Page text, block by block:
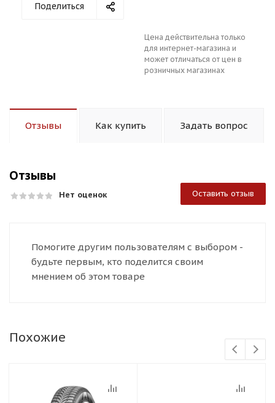
Поделиться
Цена действительна только
для интернет-магазина и
может отличаться от цен в
розничных магазинах
Отзывы Как купить Задать вопрос
Отзывы
Нет оценок Оставить отзыв
Помогите другим пользователям с выбором -
будьте первым, кто поделится своим
мнением об этом товаре
Похожие